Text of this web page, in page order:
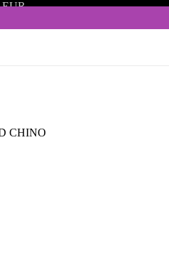
EUR
CHINO